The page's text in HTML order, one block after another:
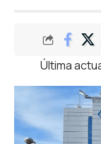
Última